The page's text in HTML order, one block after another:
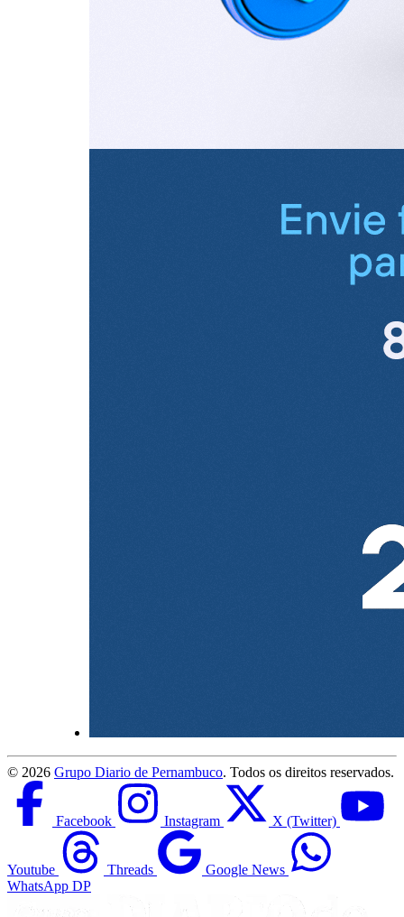
© 2026 Grupo Diario de Pernambuco. Todos os direitos reservados.
Facebook Instagram X (Twitter)
Youtube Threads
Google News
WhatsApp DP